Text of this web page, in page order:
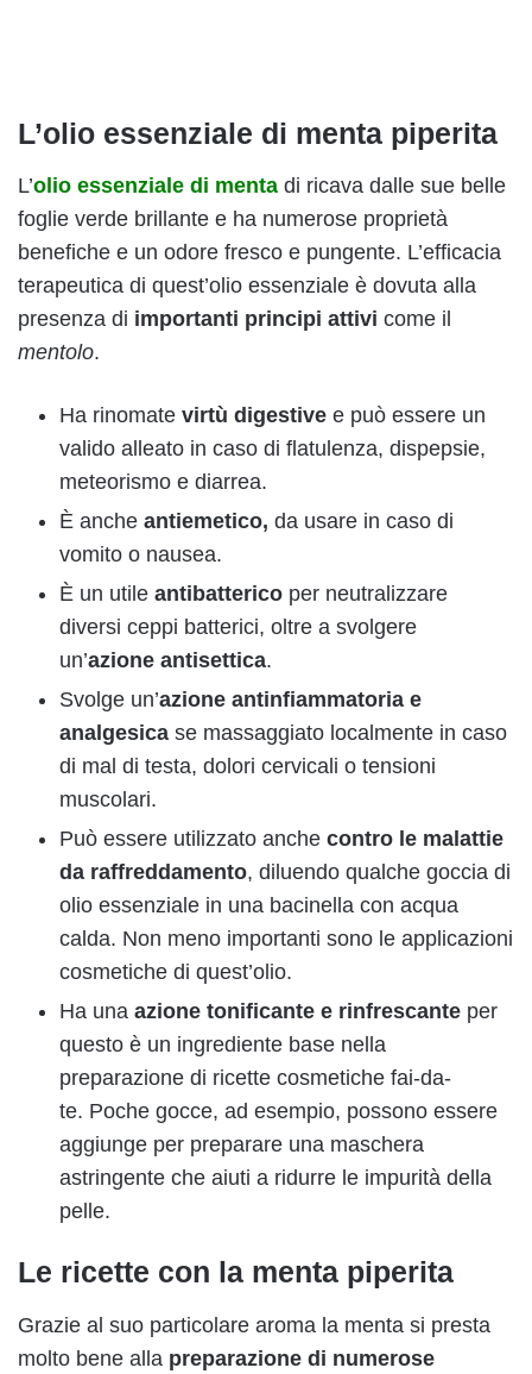
L’olio essenziale di menta piperita
L’olio essenziale di menta di ricava dalle sue belle
foglie verde brillante e ha numerose proprietà
benefiche e un odore fresco e pungente. L’efficacia
terapeutica di quest’olio essenziale è dovuta alla
presenza di importanti principi attivi come il
mentolo.
Ha rinomate virtù digestive e può essere un
valido alleato in caso di flatulenza, dispepsie,
meteorismo e diarrea.
È anche antiemetico, da usare in caso di
vomito o nausea.
È un utile antibatterico per neutralizzare
diversi ceppi batterici, oltre a svolgere
un’azione antisettica.
Svolge un’azione antinfiammatoria e
analgesica se massaggiato localmente in caso
di mal di testa, dolori cervicali o tensioni
muscolari.
Può essere utilizzato anche contro le malattie
da raffreddamento, diluendo qualche goccia di
olio essenziale in una bacinella con acqua
calda. Non meno importanti sono le applicazioni
cosmetiche di quest’olio.
Ha una azione tonificante e rinfrescante per
questo è un ingrediente base nella
preparazione di ricette cosmetiche fai-da-
te. Poche gocce, ad esempio, possono essere
aggiunge per preparare una maschera
astringente che aiuti a ridurre le impurità della
pelle.
Le ricette con la menta piperita
Grazie al suo particolare aroma la menta si presta
molto bene alla preparazione di numerose